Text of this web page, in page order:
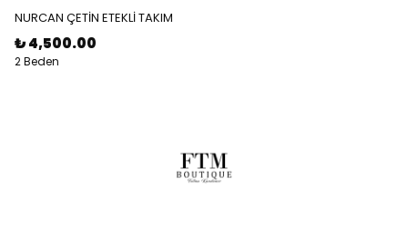
NURCAN ÇETİN ETEKLİ TAKIM
₺ 4,500.00
2 Beden